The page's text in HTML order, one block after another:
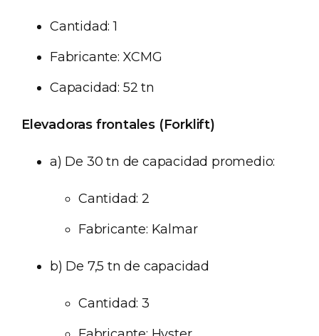
Cantidad: 1
Fabricante: XCMG
Capacidad: 52 tn
Elevadoras frontales (Forklift)
a) De 30 tn de capacidad promedio:
Cantidad: 2
Fabricante: Kalmar
b) De 7,5 tn de capacidad
Cantidad: 3